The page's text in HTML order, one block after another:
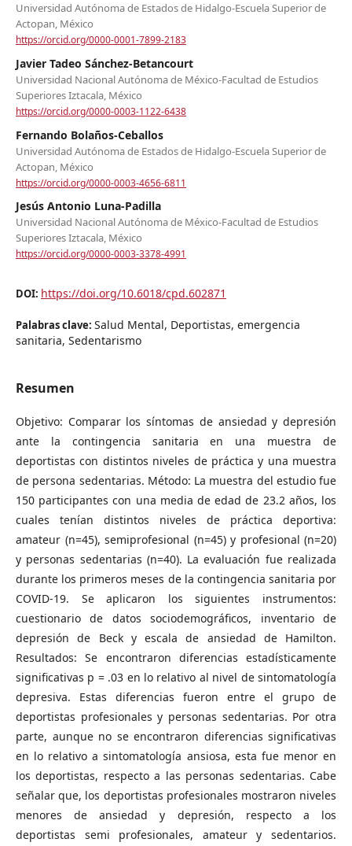
Universidad Autónoma de Estados de Hidalgo-Escuela Superior de
Actopan, México
https://orcid.org/0000-0001-7899-2183
Javier Tadeo Sánchez-Betancourt
Universidad Nacional Autónoma de México-Facultad de Estudios
Superiores Iztacala, México
https://orcid.org/0000-0003-1122-6438
Fernando Bolaños-Ceballos
Universidad Autónoma de Estados de Hidalgo-Escuela Superior de
Actopan, México
https://orcid.org/0000-0003-4656-6811
Jesús Antonio Luna-Padilla
Universidad Nacional Autónoma de México-Facultad de Estudios
Superiores Iztacala, México
https://orcid.org/0000-0003-3378-4991
DOI: https://doi.org/10.6018/cpd.602871
Palabras clave: Salud Mental, Deportistas, emergencia
sanitaria, Sedentarismo
Resumen
Objetivo: Comparar los síntomas de ansiedad y depresión
ante la contingencia sanitaria en una muestra de
deportistas con distintos niveles de práctica y una muestra
de persona sedentarias. Método: La muestra del estudio fue
150 participantes con una media de edad de 23.2 años, los
cuales tenían distintos niveles de práctica deportiva:
amateur (n=45), semiprofesional (n=45) y profesional (n=20)
y personas sedentarias (n=40). La evaluación fue realizada
durante los primeros meses de la contingencia sanitaria por
COVID-19. Se aplicaron los siguientes instrumentos:
cuestionario de datos sociodemográficos, inventario de
depresión de Beck y escala de ansiedad de Hamilton.
Resultados: Se encontraron diferencias estadísticamente
significativas p = .03 en lo relativo al nivel de sintomatología
depresiva. Estas diferencias fueron entre el grupo de
deportistas profesionales y personas sedentarias. Por otra
parte, aunque no se encontraron diferencias significativas
en lo relativo a sintomatología ansiosa, esta fue menor en
los deportistas, respecto a las personas sedentarias. Cabe
señalar que, los deportistas profesionales mostraron niveles
menores de ansiedad y depresión, respecto a los
deportistas semi profesionales, amateur y sedentarios.